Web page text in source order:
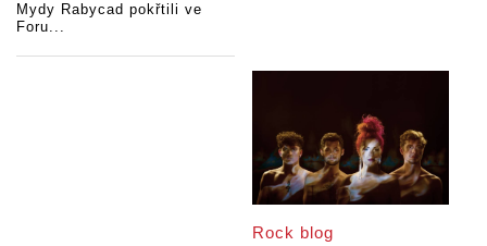
Mydy Rabycad pokřtili ve
Foru...
Rock blog